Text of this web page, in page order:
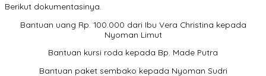
Berikut dokumentasinya.
Bantuan uang Rp. 100.000 dari Ibu Vera Christina kepada
Nyoman Limut
Bantuan kursi roda kepada Bp. Made Putra
Bantuan paket sembako kepada Nyoman Sudri